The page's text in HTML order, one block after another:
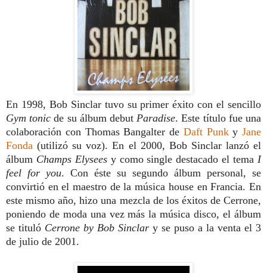
En 1998, Bob Sinclar tuvo su primer éxito con el sencillo
Gym tonicde su álbum debut Paradise. Este título fue una
colaboración con Thomas Bangalter de Daft Punky Jane
Fonda (utilizó su voz). En el 2000, Bob Sinclar lanzó el
álbum Champs Elysees y como single destacado el tema I
feel for you. Con éste su segundo álbum personal, se
convirtió en el maestro de la música house en Francia. En
este mismo año, hizo una mezcla de los éxitos de Cerrone,
poniendo de moda una vez más la música disco, el álbum
se tituló Cerrone by Bob Sinclar y se puso a la venta el 3
de julio de 2001.